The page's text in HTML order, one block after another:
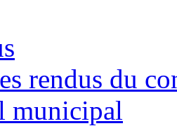
rendus du
municipal